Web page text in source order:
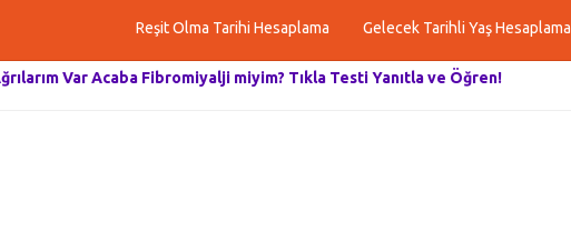
Reşit Olma Tarihi Hesaplama Gelecek Tarihli Yaş Hesaplama
Var Acaba Fibromiyalji miyim? Tıkla Testi Yanıtla ve Öğren!